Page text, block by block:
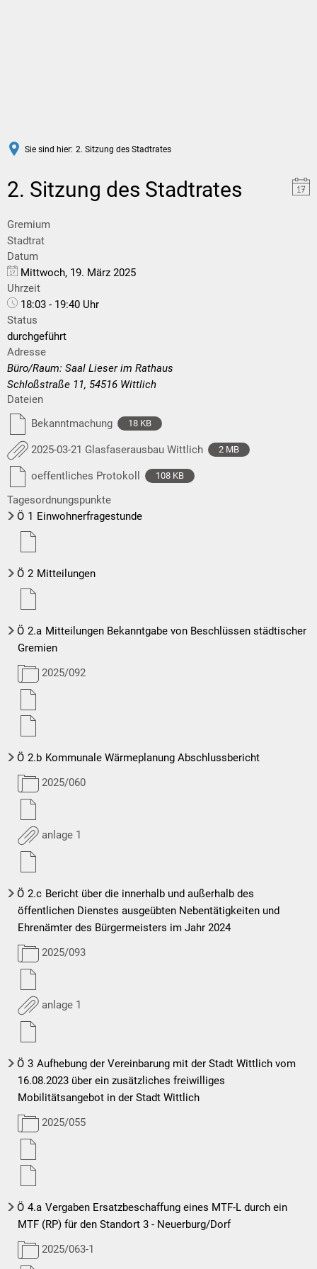
Sie sind hier: 2. Sitzung des Stadtrates
2. Sitzung des Stadtrates
Gremium
Stadtrat
Datum
Mittwoch, 19. März 2025
Uhrzeit
18:03 - 19:40 Uhr
Status
durchgeführt
Adresse
Büro/Raum: Saal Lieser im Rathaus
Schloßstraße 11, 54516 Wittlich
Dateien
Bekanntmachung
18 KB
2025-03-21 Glasfaserausbau Wittlich 2 MB
oeffentliches Protokoll 108 KB
Tagesordnungspunkte
Ö 1 Einwohnerfragestunde
Ö 2 Mitteilungen
Ö 2.a Mitteilungen Bekanntgabe von Beschlüssen städtischer
Gremien
2025/092
Ö 2.b Kommunale Wärmeplanung Abschlussbericht
2025/060
anlage 1
Ö 2.c Bericht über die innerhalb und außerhalb des
öffentlichen Dienstes ausgeübten Nebentätigkeiten und
Ehrenämter des Bürgermeisters im Jahr 2024
2025/093
anlage 1
Ö 3 Aufhebung der Vereinbarung mit der Stadt Wittlich vom
16.08.2023 über ein zusätzliches freiwilliges
Mobilitätsangebot in der Stadt Wittlich
2025/055
Ö 4.a Vergaben Ersatzbeschaffung eines MTF-L durch ein
MTF (RP) für den Standort 3 - Neuerburg/Dorf
2025/063-1